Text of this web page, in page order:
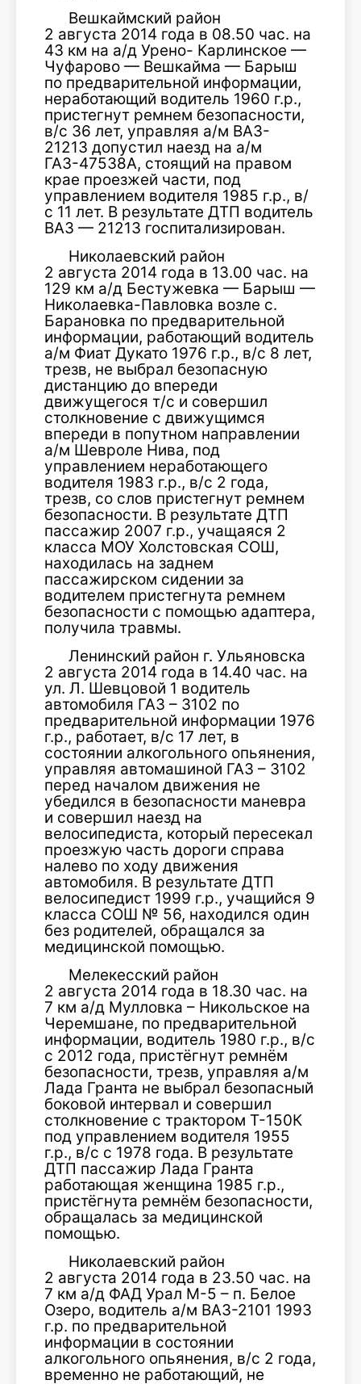
Вешкаймский район
2 августа 2014 года в 08.50 час. на
43 км на а/д Урено- Карлинское —
Чуфарово — Вешкайма — Барыш
по предварительной информации,
неработающий водитель 1960 г.р.,
пристегнут ремнем безопасности,
в/с 36 лет, управляя а/м ВАЗ-
21213 допустил наезд на а/м
ГАЗ-47538А, стоящий на правом
крае проезжей части, под
управлением водителя 1985 г.р., в/
с 11 лет. В результате ДТП водитель
ВАЗ — 21213 госпитализирован.
Николаевский район
2 августа 2014 года в 13.00 час. на
129 км а/д Бестужевка — Барыш —
Николаевка-Павловка возле с.
Барановка по предварительной
информации, работающий водитель
а/м Фиат Дукато 1976 г.р., в/с 8 лет,
трезв, не выбрал безопасную
дистанцию до впереди
движущегося т/с и совершил
столкновение с движущимся
впереди в попутном направлении
а/м Шевроле Нива, под
управлением неработающего
водителя 1983 г.р., в/с 2 года,
трезв, со слов пристегнут ремнем
безопасности. В результате ДТП
пассажир 2007 г.р., учащаяся 2
класса МОУ Холстовская СОШ,
находилась на заднем
пассажирском сидении за
водителем пристегнута ремнем
безопасности с помощью адаптера,
получила травмы.
Ленинский район г. Ульяновска
2 августа 2014 года в 14.40 час. на
ул. Л. Шевцовой 1 водитель
автомобиля ГАЗ – 3102 по
предварительной информации 1976
г.р., работает, в/с 17 лет, в
состоянии алкогольного опьянения,
управляя автомашиной ГАЗ – 3102
перед началом движения не
убедился в безопасности маневра
и совершил наезд на
велосипедиста, который пересекал
проезжую часть дороги справа
налево по ходу движения
автомобиля. В результате ДТП
велосипедист 1999 г.р., учащийся 9
класса СОШ № 56, находился один
без родителей, обращался за
медицинской помощью.
Мелекесский район
2 августа 2014 года в 18.30 час. на
7 км а/д Мулловка – Никольское на
Черемшане, по предварительной
информации, водитель 1980 г.р., в/с
с 2012 года, пристёгнут ремнём
безопасности, трезв, управляя а/м
Лада Гранта не выбрал безопасный
боковой интервал и совершил
столкновение с трактором Т-150К
под управлением водителя 1955
г.р., в/с с 1978 года. В результате
ДТП пассажир Лада Гранта
работающая женщина 1985 г.р.,
пристёгнута ремнём безопасности,
обращалась за медицинской
помощью.
Николаевский район
2 августа 2014 года в 23.50 час. на
7 км а/д ФАД Урал М-5 – п. Белое
Озеро, водитель а/м ВАЗ-2101 1993
г.р. по предварительной
информации в состоянии
алкогольного опьянения, в/с 2 года,
временно не работающий, не